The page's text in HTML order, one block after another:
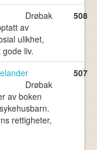
Drøbak
av
ulikhet,
liv.
508
Drøbak
av boken
rettigheter,
507